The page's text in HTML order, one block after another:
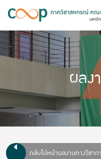
ผลง
กลับไปหน้าผลงานทางวิชาก